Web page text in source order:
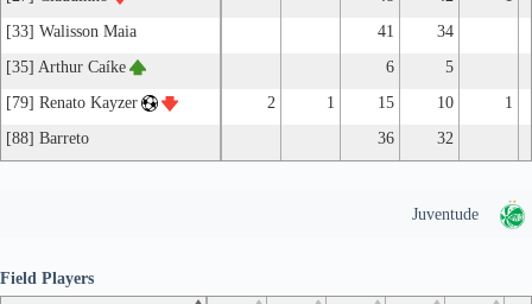
[33] Walisson Maia
41
34
[35] Arthur Caíke
6
5
[79] Renato Kayzer
2 1 15 10
1
[88] Barreto
36 32
Juventude
Field Players